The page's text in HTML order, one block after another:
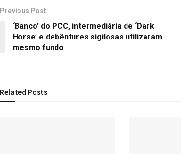
Previous Post
‘Banco’ do PCC, intermediária de ‘Dark
Horse’ e debêntures sigilosas utilizaram
mesmo fundo
Related Posts